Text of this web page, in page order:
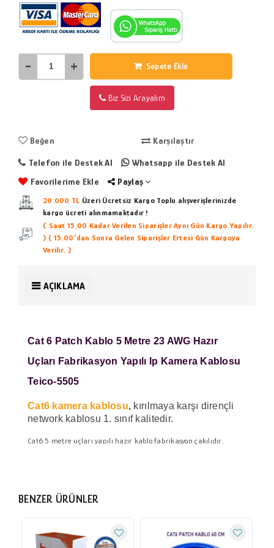
- + Sepete Ekle
Biz Sizi Arayalım
Beğen Karşılaştır
Telefon ile Destek Al
Whatsapp ile Destek Al
Favorilerime Ekle
Paylaş
20.000 TL Üzeri Ücretsiz Kargo Toplu alışverişlerinizde
kargo ücreti alınmamaktadır !
( Saat 15.00 Kadar Verilen Siparişler Aynı Gün Kargo Yapılır.
) ( 15.00'dan Sonra Gelen Siparişler Ertesi Gün Kargoya
Verilir. )
AÇIKLAMA
Cat 6 Patch Kablo 5 Metre 23 AWG Hazır
Uçları Fabrikasyon Yapılı Ip Kamera Kablosu
Teico-5505
Cat6 kamera kablosu, kırılmaya karşı dirençli
network kablosu 1. sınıf kalitedir.
Cat6 5 metre uçları yapılı hazır kablo fabrikasyon çakılıdır.
BENZER ÜRÜNLER